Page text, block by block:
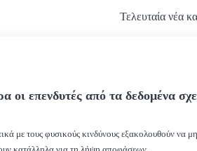
Τελευταία νέα
οι επενδυτές από τα δεδομένα
με τους φυσικούς κινδύνους εξακολουθούν να